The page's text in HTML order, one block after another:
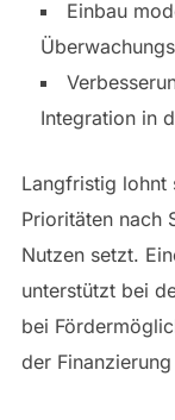
Einbau
Integration in
Langfristig lohnt
Prioritäten nach
Nutzen setzt.
unterstützt bei
bei
der